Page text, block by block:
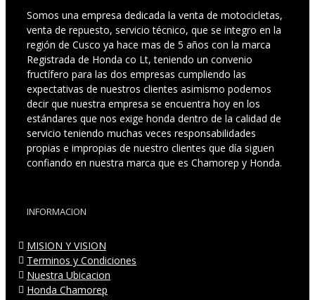
Somos una empresa dedicada la venta de motocicletas,
venta de repuesto, servicio técnico, que se integro en la
región de Cusco ya hace mas de 5 años con la marca
Registrada de Honda co Lt, teniendo un convenio
fructífero para las dos empresas cumpliendo las
expectativas de nuestros clientes asimismo podemos
decir que nuestra empresa se encuentra hoy en los
estándares que nos exige honda dentro de la calidad de
servicio teniendo muchas veces responsabilidades
propias e impropias de nuestro clientes que día siguen
confiando en nuestra marca que es Chamorep y Honda.
INFORMACION
MISION Y VISION
Terminos y Condiciones
Nuestra Ubicacion
Honda Chamorep